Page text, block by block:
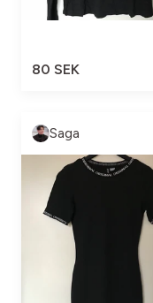
80 SEK
Saga